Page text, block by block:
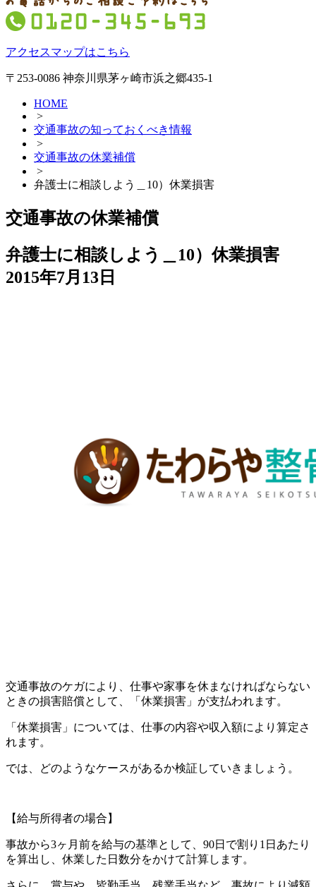
アクセスマップはこちら
〒253-0086 神奈川県茅ヶ崎市浜之郷435-1
HOME
>
交通事故の知っておくべき情報
>
交通事故の休業補償
>
弁護士に相談しよう＿10）休業損害
交通事故の休業補償
弁護士に相談しよう＿10）休業損害
2015年7月13日
交通事故のケガにより、仕事や家事を休まなければならない
ときの損害賠償として、「休業損害」が支払われます。
「休業損害」については、仕事の内容や収入額により算定さ
れます。
では、どのようなケースがあるか検証していきましょう。
【給与所得者の場合】
事故から3ヶ月前を給与の基準として、90日で割り1日あたり
を算出し、休業した日数分をかけて計算します。